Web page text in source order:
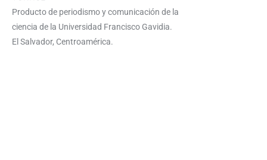
Producto de periodismo y comunicación de la
ciencia de la Universidad Francisco Gavidia.
El Salvador, Centroamérica.